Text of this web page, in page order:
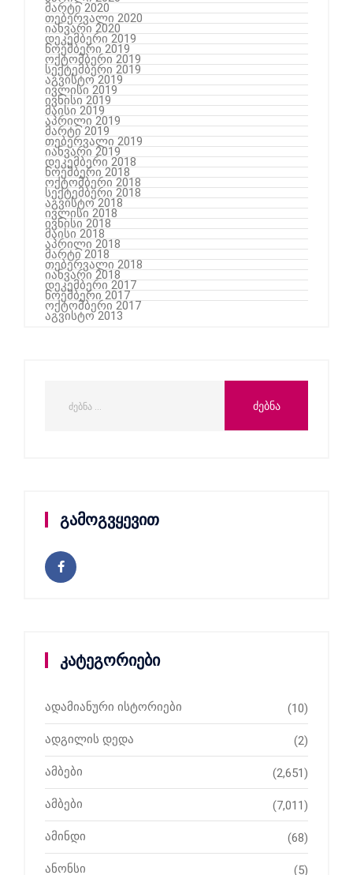
მარტი 2020
თებერვალი 2020
იანვარი 2020
დეკემბერი 2019
ნოემბერი 2019
ოქტომბერი 2019
სექტემბერი 2019
აგვისტო 2019
ივლისი 2019
ივნისი 2019
მაისი 2019
აპრილი 2019
მარტი 2019
თებერვალი 2019
იანვარი 2019
დეკემბერი 2018
ნოემბერი 2018
ოქტომბერი 2018
სექტემბერი 2018
აგვისტო 2018
ივლისი 2018
ივნისი 2018
მაისი 2018
აპრილი 2018
მარტი 2018
თებერვალი 2018
იანვარი 2018
დეკემბერი 2017
ნოემბერი 2017
ოქტომბერი 2017
აგვისტო 2013
გამოგვყევით
კატეგორიები
ადამიანური ისტორიები (10)
ადგილის დედა (2)
ამბები (2,651)
ამბები (7,011)
ამინდი (68)
ანონსი (5)